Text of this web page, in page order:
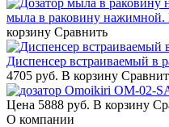
мыла в раковину нажимной.
корзину Сравнить
Диспенсер встраиваемый в
4705 руб. В корзину
Цена 5888 руб. В корзину
О компании